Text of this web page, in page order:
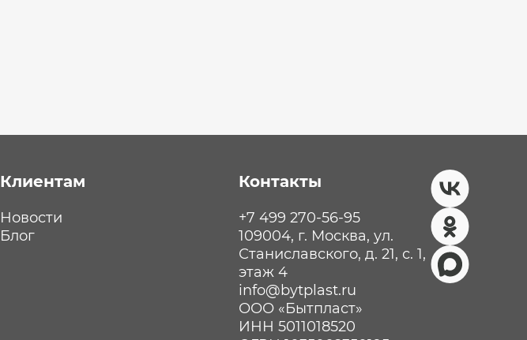
Клиентам
Новости
Блог
Контакты
+7 499 270-56-95
109004, г. Москва, ул.
Станиславского, д. 21, с. 1,
этаж 4
info@bytplast.ru
ООО «Бытпласт»
ИНН 5011018520